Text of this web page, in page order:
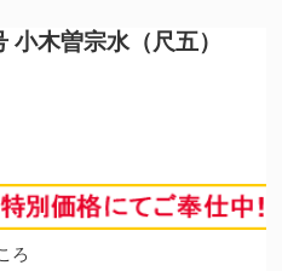
小木曽宗水（尺五）
ろ